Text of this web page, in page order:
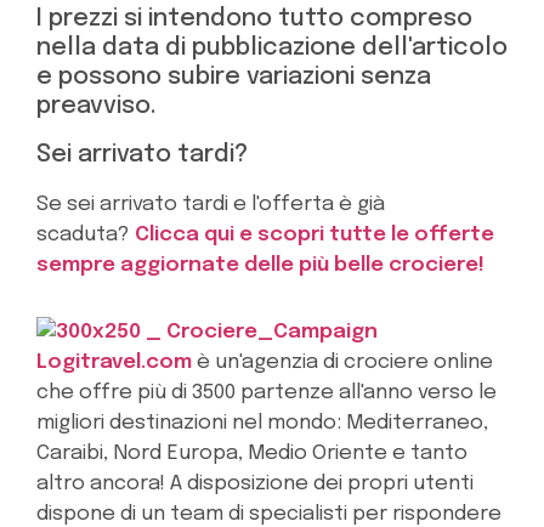
I prezzi si intendono tutto compreso
nella data di pubblicazione dell'articolo
e possono subire variazioni senza
preavviso.
Sei arrivato tardi?
Se sei arrivato tardi e l'offerta è già
scaduta? Clicca qui e scopri tutte le offerte
sempre aggiornate delle più belle crociere!
Logitravel.com è un'agenzia di crociere online
che offre più di 3500 partenze all'anno verso le
migliori destinazioni nel mondo: Mediterraneo,
Caraibi, Nord Europa, Medio Oriente e tanto
altro ancora! A disposizione dei propri utenti
dispone di un team di specialisti per rispondere